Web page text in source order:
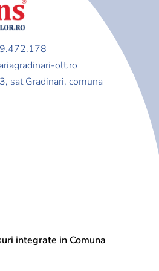
olt.ro
sat Gradinari, comuna
integrate in Comuna